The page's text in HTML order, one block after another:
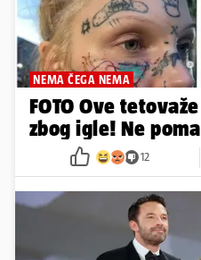
NEMA ČEGA NEMA
FOTO Ove
zbog igle! Ne
12